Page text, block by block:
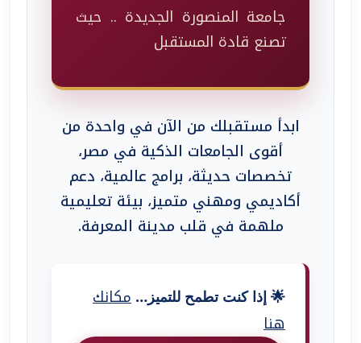
جامعة المنصورة الجديدة .. حيث
تصنع قادة المستقبل
ابدأ مستقبلك من الآن في واحدة من
أقوى الجامعات الذكية في مصر،
تخصصات حديثة، برامج عالمية، دعم
أكاديمي ومهني متميز، بيئة تعليمية
ملهمة في قلب مدينة المعرفة.
🌟 إذا كنت تطمح للتميز… مكانك
هنا